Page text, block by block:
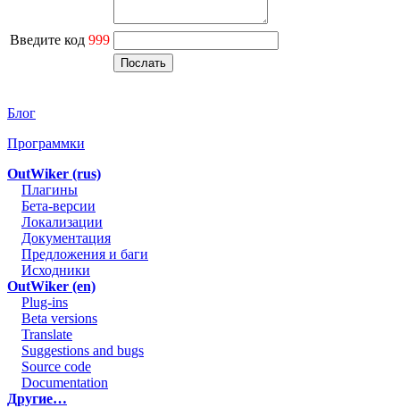
Введите код 999
Блог
Программки
OutWiker (rus)
Плагины
Бета-версии
Локализации
Документация
Предложения и баги
Исходники
OutWiker (en)
Plug-ins
Beta versions
Translate
Suggestions and bugs
Source code
Documentation
Другие…